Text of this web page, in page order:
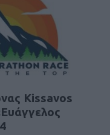
Kissavos